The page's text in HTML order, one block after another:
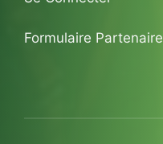
Formulaire Partenaire